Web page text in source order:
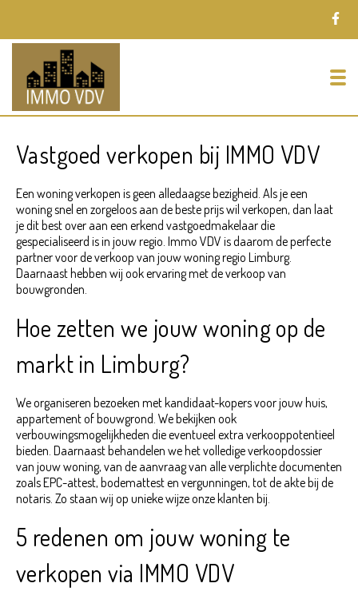
Vastgoed verkopen bij IMMO VDV
Een woning verkopen is geen alledaagse bezigheid. Als je een
woning snel en zorgeloos aan de beste prijs wil verkopen, dan laat
je dit best over aan een erkend vastgoedmakelaar die
gespecialiseerd is in jouw regio. Immo VDV is daarom de perfecte
partner voor de verkoop van jouw woning regio Limburg.
Daarnaast hebben wij ook ervaring met de verkoop van
bouwgronden.
Hoe zetten we jouw woning op de
markt in Limburg?
We organiseren bezoeken met kandidaat-kopers voor jouw huis,
appartement of bouwgrond. We bekijken ook
verbouwingsmogelijkheden die eventueel extra verkooppotentieel
bieden. Daarnaast behandelen we het volledige verkoopdossier
van jouw woning, van de aanvraag van alle verplichte documenten
zoals EPC-attest, bodemattest en vergunningen, tot de akte bij de
notaris. Zo staan wij op unieke wijze onze klanten bij.
5 redenen om jouw woning te
verkopen via IMMO VDV